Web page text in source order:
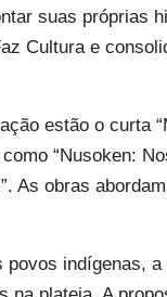
suas próprias
Cultura e
estão o curta
“Nusoken:
As obras
povos indígenas,